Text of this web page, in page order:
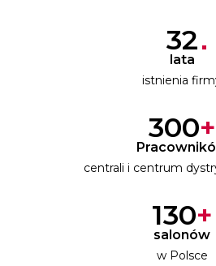
lata
32
istnienia
300+
centrali i centrum
salonów
130+
w Polsce